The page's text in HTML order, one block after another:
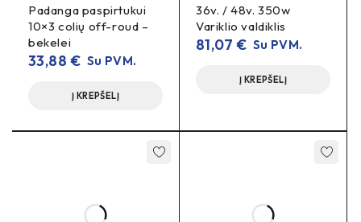
priklauso nuo versijos).
Kontaktai: (bendras), balansavimo jungtis.
~−20…60 °C (tikslinti pagal
lipduką/datasheet).
Saugos ir naudojimo patarimai
Laikykitės
– neteisingas
prijungimas gali pažeisti BMS.
Padanga paspirtukui
10×3 colių off-roud –
bekelei
33,88€ Su PVM.
Į KREPŠELĮ
36v. / 48v. 350w
Variklio valdiklis
81,07€ Su PVM.
Į KREPŠELĮ